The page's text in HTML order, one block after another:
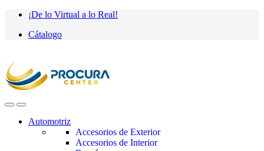
Saltar
navegación
saltar
contenido
¡De lo Virtual a lo Real!
Cátalogo
Automotriz
Accesorios de Exterior
Accesorios de Interior